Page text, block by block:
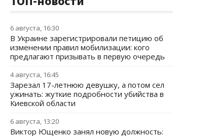
6 августа, 16:30
В Украине зарегистрировали петицию об
изменении правил мобилизации: кого
предлагают призывать в первую очередь
4 августа, 16:45
Зарезал 17-летнюю девушку, а потом сел
ужинать: жуткие подробности убийства в
Киевской области
6 августа, 13:20
Виктор Ющенко занял новую должность: